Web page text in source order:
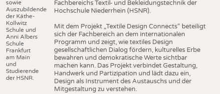
sowie
Auszubildende
der Käthe-
Kollwitz
Schule und
Anni Albers
Schule
Frankfurt
am Main
und
Studierende
der HSNR.
Fachbereichs Textil- und Bekleidungstechnik der
Hochschule Niederrhein (HSNR).
Mit dem Projekt „Textile Design Connects“ beteiligt
sich der Fachbereich an dem internationalen
Programm und zeigt, wie textiles Design
gesellschaftlichen Dialog fördern, kulturelles Erbe
bewahren und demokratische Werte sichtbar
machen kann. Das Projekt verbindet Gestaltung,
Handwerk und Partizipation und lädt dazu ein,
Design als Instrument des Austauschs und der
Mitgestaltung zu verstehen.